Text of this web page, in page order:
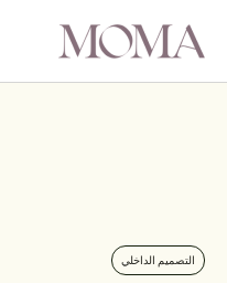
التصميم الداخلي